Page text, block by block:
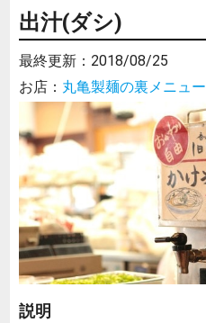
出汁(ダシ)
最終更新： 2018/08/25
お店： 丸亀製麺の裏メニュー
説明